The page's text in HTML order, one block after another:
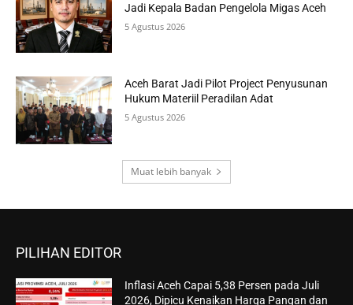
Jadi Kepala Badan Pengelola Migas Aceh
5 Agustus 2026
Aceh Barat Jadi Pilot Project Penyusunan
Hukum Materiil Peradilan Adat
5 Agustus 2026
Muat lebih banyak
PILIHAN EDITOR
Inflasi Aceh Capai 5,38 Persen pada Juli
2026, Dipicu Kenaikan Harga Pangan dan